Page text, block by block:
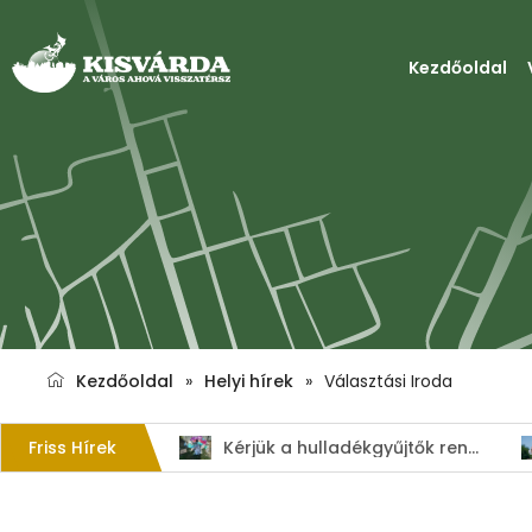
Kezdőoldal
Kezdőoldal » Helyi hírek » Választási Iroda
Friss Hírek Kérjük a hulladékgyűjtők rendeltetésszerű használatát!